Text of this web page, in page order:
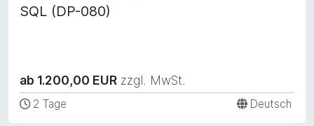
SQL (DP-080)
ab 1.200,00 EUR zzgl. MwSt.
2 Tage Deutsch